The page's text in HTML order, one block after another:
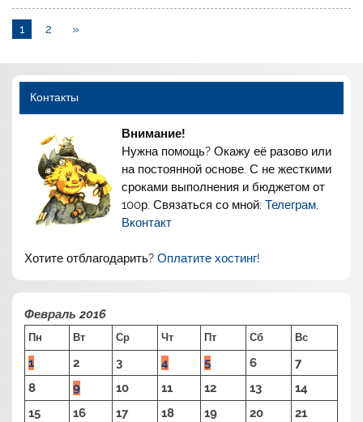
1 2 »
Контакты
Внимание!
Нужна помощь? Окажу её разово или
на постоянной основе. С не жесткими
сроками выполнения и бюджетом от
100р. Связаться со мной:Телеграм,
Вконтакт
Хотите отблагодарить?Оплатите хостинг!
Февраль 2016
Пн Вт Ср Чт Пт Сб Вс
1 2 3 4 5 6
7
8
9 10 11 12 13
14
15
16 17 18 19 20
21